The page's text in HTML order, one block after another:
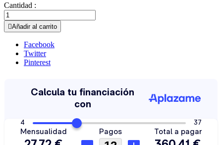
Cantidad :
Añadir al carrito
Facebook
Twitter
Pinterest